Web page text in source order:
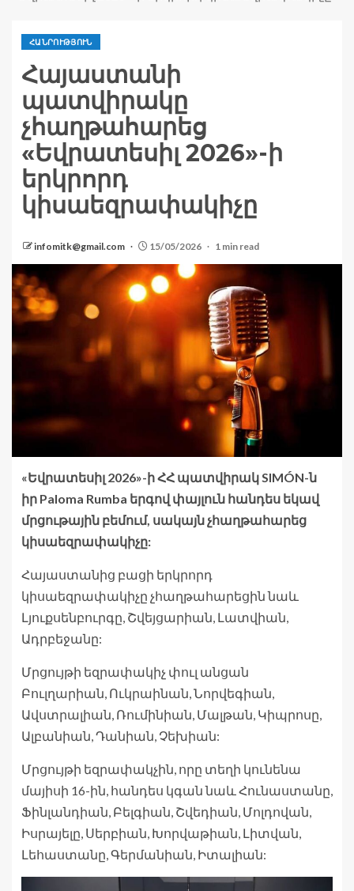
ՀԱՆՐՈՒԹՅՈՒՆ
Հայաստանի
պատվիրակը
չհաղթահարեց
«Եվրատեսիլ 2026»-ի
երկրորդ
կիսաեզրափակիչը
infomitk@gmail.com 15/05/2026 1 min read
«Եվրատեսիլ 2026»-ի ՀՀ պատվիրակ SIMÓN-ն
իր Paloma Rumba երգով փայլուն հանդես եկավ
մրցութային բեմում, սակայն չհաղթահարեց
կիսաեզրափակիչը:
Հայաստանից բացի երկրորդ
կիսաեզրափակիչը չհաղթահարեցին նաև
Լյուքսենբուրգը, Շվեյցարիան, Լատվիան,
Ադրբեջանը:
Մրցույթի եզրափակիչ փուլ անցան
Բուլղարիան, Ուկրաինան, Նորվեգիան,
Ավստրալիան, Ռումինիան, Մալթան, Կիպրոսը,
Ալբանիան, Դանիան, Չեխիան:
Մրցույթի եզրափակչին, որը տեղի կունենա
մայիսի 16-ին, հանդես կգան նաև Հունաստանը,
Ֆինլանդիան, Բելգիան, Շվեդիան, Մոլդովան,
Իսրայելը, Սերբիան, Խորվաթիան, Լիտվան,
Լեհաստանը, Գերմանիան, Իտալիան: